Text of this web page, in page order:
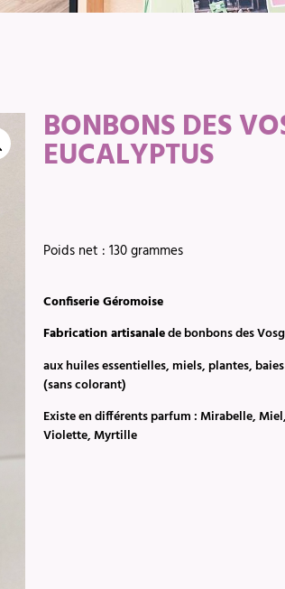
BONBONS DES
EUCALYPTUS
Poids net : 130 grammes
Confiserie Géromoise
Fabrication artisanalede bonbons des
aux huiles essentielles, miels, plantes,
(sans colorant)
Existe en différents parfum : Mirabelle,
Violette, Myrtille